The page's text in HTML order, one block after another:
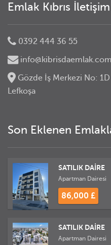
Emlak Kıbrıs İletişim
0392 444 36 55
info@kibrisdaemlak.com
Gözde İş Merkezi No:
Lefkoşa
Son Eklenen
SATILIK DAİRE
Apartman Dairesi
86,000 £
SATILIK DAİRE
Apartman Dairesi